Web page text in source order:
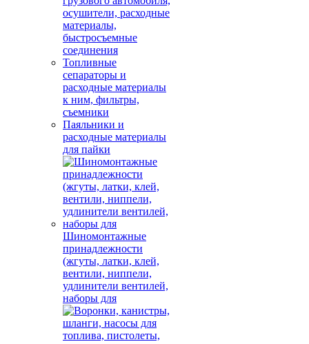
осушители, расходные
материалы,
быстросъемные
соединения
Топливные
сепараторы и
расходные материалы
к ним, фильтры,
съемники
Паяльники и
расходные материалы
для пайки
Шиномонтажные
принадлежности
(жгуты, латки, клей,
вентили, ниппели,
удлинители вентилей,
наборы для